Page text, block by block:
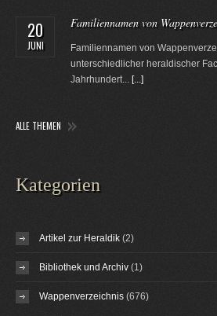
20
JUNI
Familiennamen von
Familiennamen von
unterschiedlicher heraldischer
Jahrhundert... [...]
ALLE THEMEN
Kategorien
Artikel zur Heraldik (2)
Bibliothek und Archiv (1)
Wappenverzeichnis (676)